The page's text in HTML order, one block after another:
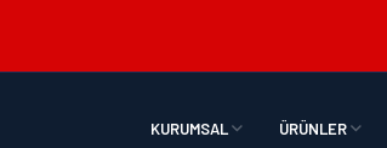
KURUMSAL ÜRÜNLER